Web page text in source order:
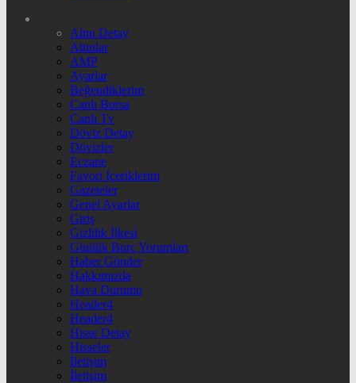
Altın Detay
Altınlar
AMP
Ayarlar
Beğendiklerim
Canlı Borsa
Canlı Tv
Döviz Detay
Dövizler
Eczane
Favori İçeriklerim
Gazeteler
Genel Ayarlar
Giriş
Gizlilik İlkesi
Günlük Burç Yorumları
Haber Gönder
Hakkımızda
Hava Durumu
Header4
Header4
Hisse Detay
Hisseler
İletişim
İletişim